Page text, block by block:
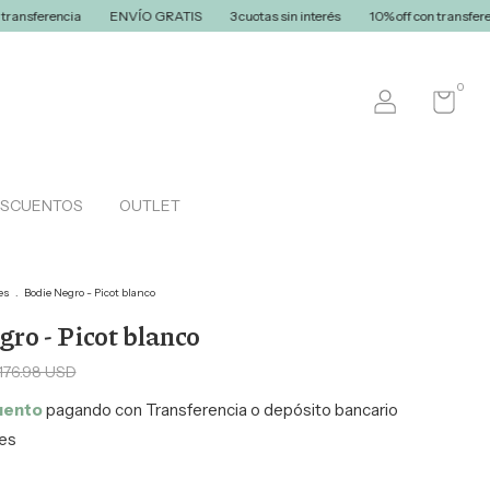
ENVÍO GRATIS 3 cuotas sin interés 10% off con transferencia
0
OUTLET
. Bodie Negro - Picot blanco
- Picot blanco
USD
pagando con Transferencia o depósito bancario